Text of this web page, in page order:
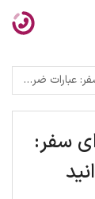
که باید بدانید
سفر: